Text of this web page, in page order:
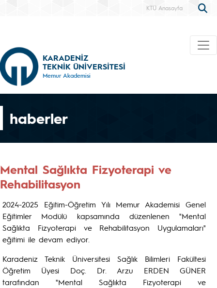
KTÜ Anasayfa
KARADENİZ
TEKNİK ÜNİVERSİTESİ
Memur Akademisi
haberler
Mental Sağlıkta Fizyoterapi ve
Rehabilitasyon
2024-2025 Eğitim-Öğretim Yılı Memur Akademisi Genel
Eğitimler Modülü kapsamında düzenlenen "Mental
Sağlıkta Fizyoterapi ve Rehabilitasyon Uygulamaları"
eğitimi ile devam ediyor.
Karadeniz Teknik Üniversitesi Sağlık Bilimleri Fakültesi
Öğretim Üyesi Doç. Dr. Arzu ERDEN GÜNER
tarafından "Mental Sağlıkta Fizyoterapi ve